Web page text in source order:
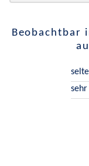
Beobachtbar
sehr